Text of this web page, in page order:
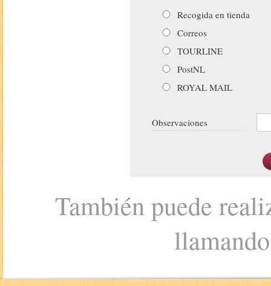
Recogida en tienda
Correos
TOURLINE
PostNL
ROYAL MAIL
Observaciones
También puede